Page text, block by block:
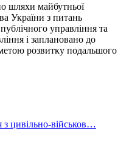
шляхи майбутньої
України з питань
управління та
і заплановано до
метою розвитку подальшого
цивільно-військов…